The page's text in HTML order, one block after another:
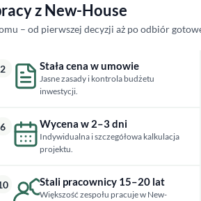
z New-House
– od pierwszej decyzji aż po odbiór
2 Stała cena w umowie
Jasne zasady i kontrola budżetu
inwestycji.
6 Wycena w 2–3 dni
Indywidualna i szczegółowa kalkulacja
projektu.
Stali pracownicy 15–20 lat
Większość zespołu pracuje w New-